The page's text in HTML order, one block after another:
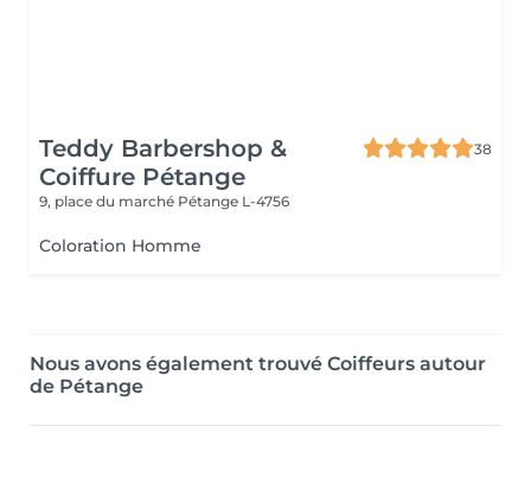
Teddy Barbershop &
Coiffure Pétange
38
9, place du marché Pétange L-4756
Coloration Homme
Nous avons également trouvé Coiffeurs autour
de Pétange